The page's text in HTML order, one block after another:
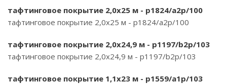
тафтинговое покрытие 2,0х25 м - p1824/a2p/100
тафтинговое покрытие 2,0х25 м - p1824/a2p/100
тафтинговое покрытие 2,0х24,9 м - p1197/b2p/103
тафтинговое покрытие 2,0х24,9 м - p1197/b2p/103
тафтинговое покрытие 1,1х23 м - p1559/a1p/103